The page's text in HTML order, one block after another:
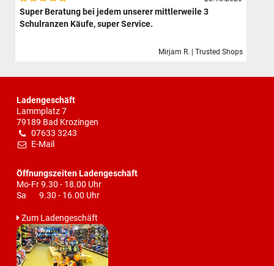
Super Beratung bei jedem unserer mittlerweile 3
Schulranzen Käufe, super Service.
Mirjam R. | Trusted Shops
Ladengeschäft
Lammplatz 7
79189 Bad Krozingen
07633 3243
E-Mail
Öffnungszeiten Ladengeschäft
Mo-Fr 9.30 - 18.00 Uhr
Sa 9.30 - 16.00 Uhr
Zum Ladengeschäft